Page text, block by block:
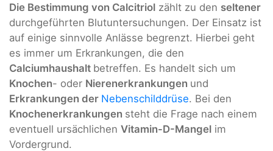
Die Bestimmung von Calcitriol zählt zu den seltener
durchgeführten Blutuntersuchungen. Der Einsatz ist
auf einige sinnvolle Anlässe begrenzt. Hierbei geht
es immer um Erkrankungen, die den
Calciumhaushalt betreffen. Es handelt sich um
Knochen- oder Nierenerkrankungen und
Erkrankungen der Nebenschilddrüse. Bei den
Knochenerkrankungen steht die Frage nach einem
eventuell ursächlichen Vitamin-D-Mangel im
Vordergrund.